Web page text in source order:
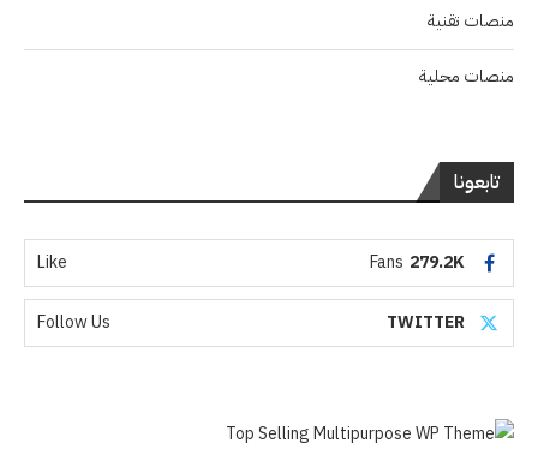
منصات تقنية
منصات محلية
تابعونا
279.2K
Fans
Like
TWITTER
Follow Us